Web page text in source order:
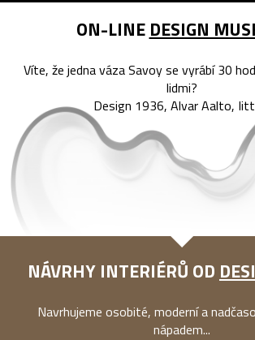
ON-LINE DESIGN
Víte, že jedna váza Savoy se vyrábí 30
lidmi?
Design 1936, Alvar Aalto,
NÁVRHY INTERIÉRŮ OD
Navrhujeme osobité, moderní a
nápadem...